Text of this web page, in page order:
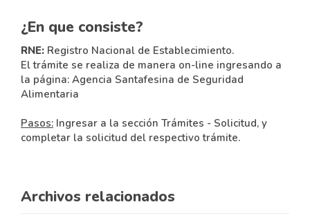
¿En que consiste?
RNE: Registro Nacional de Establecimiento.
El trámite se realiza de manera on-line ingresando a
la página: Agencia Santafesina de Seguridad
Alimentaria
Pasos: Ingresar a la sección Trámites - Solicitud, y
completar la solicitud del respectivo trámite.
Archivos relacionados